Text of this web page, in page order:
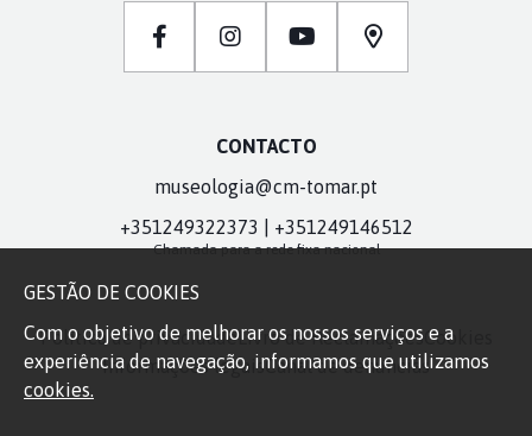
GESTÃO DE COOKIES
Com o objetivo de melhorar os nossos serviços e a
experiência de navegação, informamos que utilizamos
cookies.
CONTACTO
museologia@cm-tomar.pt
+351249322373 | +351249146512
Chamada para a rede fixa nacional
Política de privacidadeLivro de Reclamações Cookies
Informações legaisCanal de denúncias